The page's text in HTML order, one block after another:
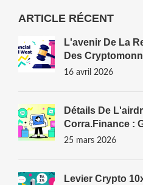
ARTICLE RÉCENT
L'avenir De La
Des
Cadre Mondial
16 avril 2026
Détails De
Corra.Finance :
Stratégie
25 mars 2026
Levier Crypto